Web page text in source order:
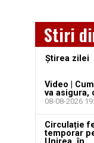
Stiri
Ştirea zilei
Video |
va asigura,
08-08-2026
Circulație
temporar